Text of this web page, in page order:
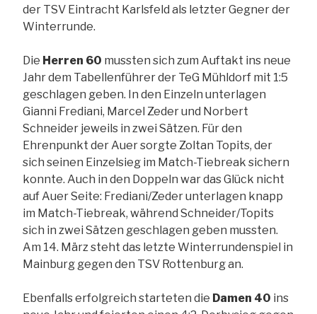
der TSV Eintracht Karlsfeld als letzter Gegner der
Winterrunde.
Die Herren 60 mussten sich zum Auftakt ins neue
Jahr dem Tabellenführer der TeG Mühldorf mit 1:5
geschlagen geben. In den Einzeln unterlagen
Gianni Frediani, Marcel Zeder und Norbert
Schneider jeweils in zwei Sätzen. Für den
Ehrenpunkt der Auer sorgte Zoltan Topits, der
sich seinen Einzelsieg im Match-Tiebreak sichern
konnte. Auch in den Doppeln war das Glück nicht
auf Auer Seite: Frediani/Zeder unterlagen knapp
im Match-Tiebreak, während Schneider/Topits
sich in zwei Sätzen geschlagen geben mussten.
Am 14. März steht das letzte Winterrundenspiel in
Mainburg gegen den TSV Rottenburg an.
Ebenfalls erfolgreich starteten die Damen 40 ins